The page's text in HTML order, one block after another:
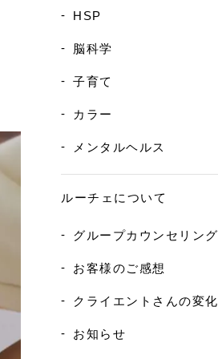
HSP
脳科学
子育て
カラー
メンタルヘルス
ルーチェについて
グループカウンセリング
お客様のご感想
クライエントさんの変化
お知らせ